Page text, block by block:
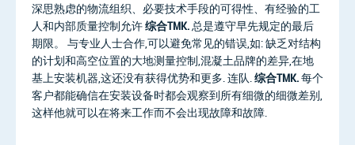
深思熟虑的物流组织、必要技术手段的可得性、有经验的工
人和内部质量控制允许综合TMK.总是遵守早先规定的最后
期限。 与专业人士合作,可以避免常见的错误,如: 缺乏对结构
的计划和高空位置的大地测量控制,混凝土品牌的差异,在地
基上安装机器,这还没有获得优势和更多. 连队.综合TMK.每个
客户都能确信在安装设备时都会观察到所有细微的细微差别,
这样他就可以在将来工作而不会出现故障和故障.